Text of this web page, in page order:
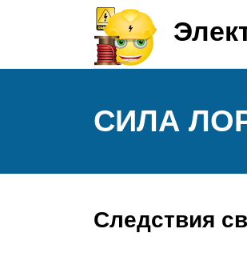
СИЛА
Следствия